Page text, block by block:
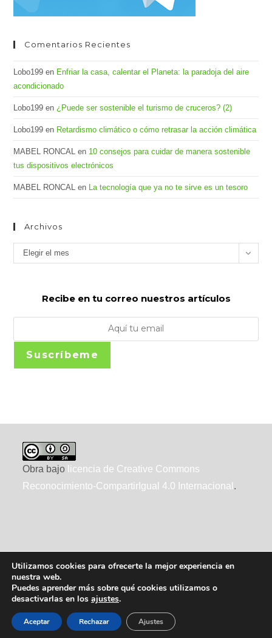
Comentarios Recientes
Lobo199 en Enfriar la casa, calentar el Planeta: la paradoja del aire
acondicionado
Lobo199 en ¿Puede ser sostenible el turismo de cruceros? (2)
Lobo199 en Retardismo climático o cómo retrasar la acción climática
MABEL RONCAL en 10 consejos para cuidar de manera sostenible
tus dispositivos electrónicos
MABEL RONCAL en La tecnología que ya no te sirve es un tesoro
Archivos
Archivos
Elegir el mes
Recibe en tu correo nuestros artículos
Suscríbeme
Obra bajo licencia de Creative Commons
Reconocimiento-CompartirIgual 4.0 Internacional .
2010-2026 ecointeligencia, realizado por
WordPress
Utilizamos cookies para ofrecerte la mejor experiencia en
nuestra web.
Puedes aprender más sobre qué cookies utilizamos o
desactivarlas en los ajustes.
Aceptar Rechazar Ajustes